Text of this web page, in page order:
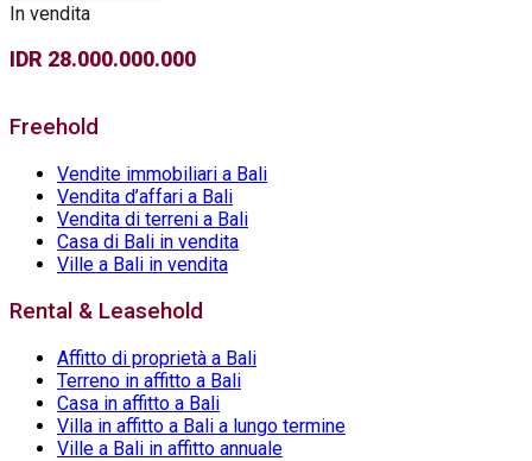
In vendita
IDR 28.000.000.000
Freehold
Vendite immobiliari a Bali
Vendita d’affari a Bali
Vendita di terreni a Bali
Casa di Bali in vendita
Ville a Bali in vendita
Rental & Leasehold
Affitto di proprietà a Bali
Terreno in affitto a Bali
Casa in affitto a Bali
Villa in affitto a Bali a lungo termine
Ville a Bali in affitto annuale